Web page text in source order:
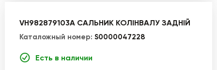
VH982879103A САЛЬНИК КОЛІНВАЛУ ЗАДНІЙ
Каталожный номер: S0000047228
Есть в наличии